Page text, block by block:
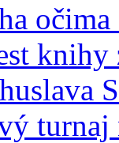
očima
turnaj